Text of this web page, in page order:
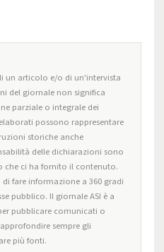
un articolo e/o di un'intervista
del giornale non significa
parziale o integrale dei
possono rappresentare
storiche anche
delle dichiarazioni sono
che ci ha fornito il contenuto.
fare informazione a 360 gradi
pubblico. Il giornale ASI è a
pubblicare comunicati o
sempre gli
più fonti.